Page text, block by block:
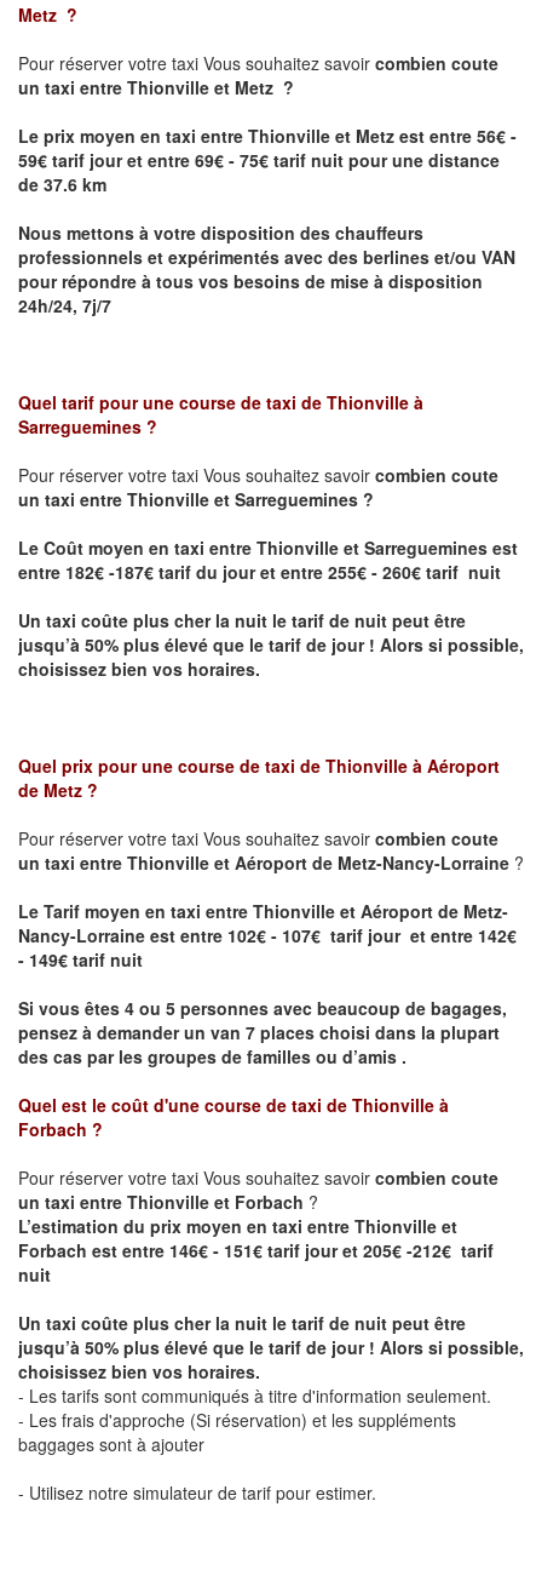
Metz ?
Pour réserver votre taxi Vous souhaitez savoir combien coute
un taxi entre Thionville et Metz ?
Le prix moyen en taxi entre Thionville et Metz est entre 56€ -
59€ tarif jour et entre 69€ - 75€ tarif nuit pour une distance
de 37.6 km
Nous mettons à votre disposition des chauffeurs
professionnels et expérimentés avec des berlines et/ou VAN
pour répondre à tous vos besoins de mise à disposition
24h/24, 7j/7
Quel tarif pour une course de taxi de Thionville à
Sarreguemines ?
Pour réserver votre taxi Vous souhaitez savoir combien coute
un taxi entre Thionville et Sarreguemines ?
Le Coût moyen en taxi entre Thionville et Sarreguemines est
entre 182€ -187€ tarif du jour et entre 255€ - 260€ tarif nuit
Un taxi coûte plus cher la nuit le tarif de nuit peut être
jusqu’à 50% plus élevé que le tarif de jour ! Alors si possible,
choisissez bien vos horaires.
Quel prix pour une course de taxi de Thionville à Aéroport
de Metz ?
Pour réserver votre taxi Vous souhaitez savoir combien coute
un taxi entre Thionville et Aéroport de Metz-Nancy-Lorraine ?
Le Tarif moyen en taxi entre Thionville et Aéroport de Metz-
Nancy-Lorraine est entre 102€ - 107€ tarif jour et entre 142€
- 149€ tarif nuit
Si vous êtes 4 ou 5 personnes avec beaucoup de bagages,
pensez à demander un van 7 places choisi dans la plupart
des cas par les groupes de familles ou d’amis .
Quel est le coût d'une course de taxi de Thionville à
Forbach ?
Pour réserver votre taxi Vous souhaitez savoir combien coute
un taxi entre Thionville et Forbach ?
L’estimation du prix moyen en taxi entre Thionville et
Forbach est entre 146€ - 151€ tarif jour et 205€ -212€ tarif
nuit
Un taxi coûte plus cher la nuit le tarif de nuit peut être
jusqu’à 50% plus élevé que le tarif de jour ! Alors si possible,
choisissez bien vos horaires.
- Les tarifs sont communiqués à titre d'information seulement.
- Les frais d'approche (Si réservation) et les suppléments
baggages sont à ajouter
- Utilisez notre simulateur de tarif pour estimer.